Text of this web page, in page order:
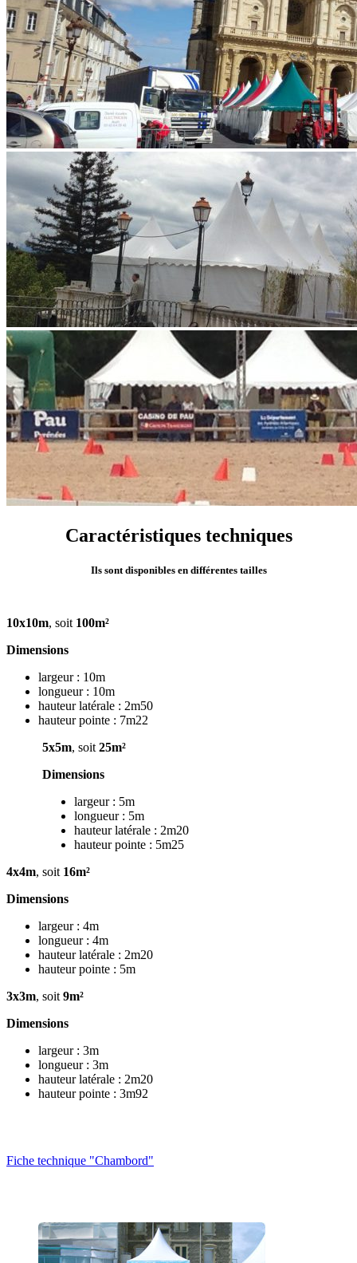
Caractéristiques techniques
Ils sont disponibles en différentes tailles
10x10m, soit 100m²
Dimensions
largeur : 10m
longueur : 10m
hauteur latérale : 2m50
hauteur pointe : 7m22
5x5m, soit 25m²
Dimensions
largeur : 5m
longueur : 5m
hauteur latérale : 2m20
hauteur pointe : 5m25
4x4m, soit 16m²
Dimensions
largeur : 4m
longueur : 4m
hauteur latérale : 2m20
hauteur pointe : 5m
3x3m, soit 9m²
Dimensions
largeur : 3m
longueur : 3m
hauteur latérale : 2m20
hauteur pointe : 3m92
Fiche technique "Chambord"